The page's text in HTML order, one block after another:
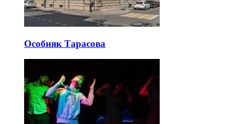
Особняк Тарасова